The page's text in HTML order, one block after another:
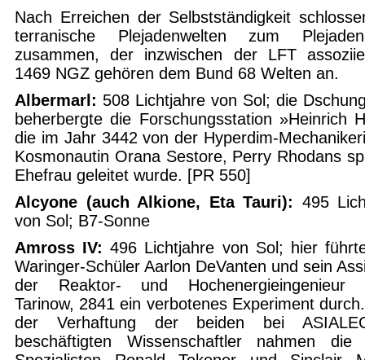
Nach Erreichen der Selbstständigkeit
terranische Plejadenwelten zum
zusammen, der inzwischen der LFT
1469 NGZ gehören dem Bund 68 Welten an.
Albermarl: 508 Lichtjahre von Sol; die
beherbergte die Forschungsstation »Heinrich
die im Jahr 3442 von der Hyperdim-
Kosmonautin Orana Sestore, Perry Rhodans
Ehefrau geleitet wurde. [PR 550]
Alcyone (auch Alkione, Eta Tauri): 495
von Sol; B7-Sonne
Amross IV: 496 Lichtjahre von Sol; hier
Waringer-Schüler Aarlon DeVanten und sein
der Reaktor- und Hochenergieingenieur
Tarinow, 2841 ein verbotenes Experiment
der Verhaftung der beiden bei
beschäftigten Wissenschaftler nahmen die